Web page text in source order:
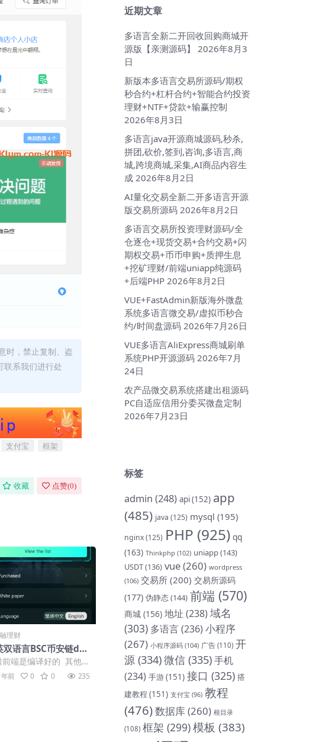
时，禁止复制、盗
联系我们进行处
支付宝
框架
收藏 点赞(0)
理财
双语言BSC币安链da
nft-usdt理财源码
测源码】
前端是编译好的 其他
ok 有详细的部署教程
本启动命令 没找到谷
前 0 0 235
近期文章
多语言全新二开回收回购商城开
源版【亲测源码】
2026年8月3
日
新版本多语言交易所源码/期权
秒合约+杠杆合约+智能合约投资
理财+NTF+贷款+输赢控制
2026年8月3日
多语言java开源商城源码,秒杀,
拼团,砍价,签到,咨询,多语言,商
城,跨境商城,采集,AI商品内容生
成 2026年8月2日
AI量化交易全新二开多语言开源
版交易所源码 2026年8月2日
多语言交易所投资理财源码/全
仓逐仓+现货交易+合约交易+闪
期权交易+币币申购+质押生息
+挖矿理财/前端uniapp纯源码
+后端PHP 2026年8月2日
VUE+FastAdmin新版海外微盘
系统多语言微交易/虚拟币秒合
约/时间盘源码 2026年7月26日
VUE多语言AliExpress商城刷单
系统PHP开源源码 2026年7月
24日
农产品微交易系统搭建出租源码
PC自适应信用分委买微盘定制
2026年7月23日
标签
admin (248) api(152) app
(485) java (125) mysql (195)
nginx(125) PHP (925) qq
(163) Thinkphp (102) uniapp(143)
USDT(136) vue(260) wordpress
(106) 交易所 (200) 交易所源码
(177) 伪静态(144) 前端 (570)
商城 (156) 地址 (238)域名
(303) 多语言(236) 小程序
(267) 小程序源码 (104) 广告 (110) 开
源 (334)微信 (335)手机
(234) 手游(151) 接口 (325) 搭
建教程 (151) 支付宝 (96) 教程
(476)数据库(260) 根目录
(108) 框架 (299)模板 (383)